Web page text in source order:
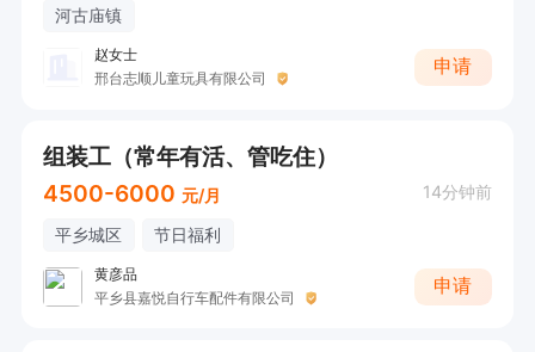
河古庙镇
赵女士
邢台志顺儿童玩具有限公司
申请
组装工（常年有活、管吃住）
4500-6000 元/月 14分钟前
平乡城区 节日福利
黄彦品
平乡县嘉悦自行车配件有限公司
申请